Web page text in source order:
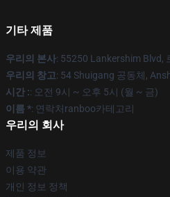
기타 제품
우리의 본사: 55250 Lankershim Blvd,
우리의 창고: 54 Shuigang 공동체,
시간 :: 오전 9시 ~ 오후 5시 (월 ~ 금)
이름 *: 연락처ranboo카테고리
우리의 회사
제품 정보
이용 약관
개인 정보 정책